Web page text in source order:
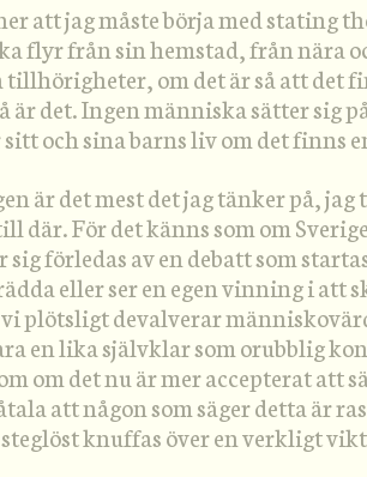
att jag måste börja med stating
flyr från sin hemstad, från nära
tillhörigheter, om det är så att det
är det. Ingen människa sätter sig
och sina barns liv om det finns
är det mest det jag tänker på,
där. För det känns som om
sig förledas av en debatt som
eller ser en egen vinning i att
plötsligt devalverar
en lika självklar som orubblig
om det nu är mer accepterat att
att någon som säger detta är
knuffas över en verkligt